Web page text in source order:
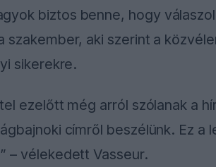
biztos benne, hogy
szakember, aki szerint a
sikerekre.
ezelőtt még arról szólanak a
címről beszélünk. Ez
– vélekedett Vasseur.